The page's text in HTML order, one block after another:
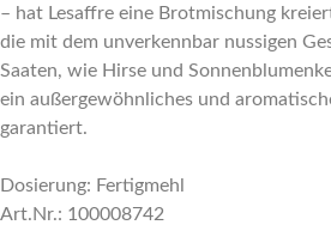
– hat Lesaffre eine Brotmischung
die mit dem unverkennbar nussigen
Saaten, wie Hirse und
ein außergewöhnliches und
garantiert.
Dosierung: Fertigmehl
Art.Nr.: 100008742